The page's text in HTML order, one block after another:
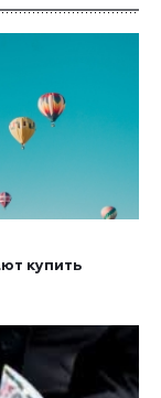
купить